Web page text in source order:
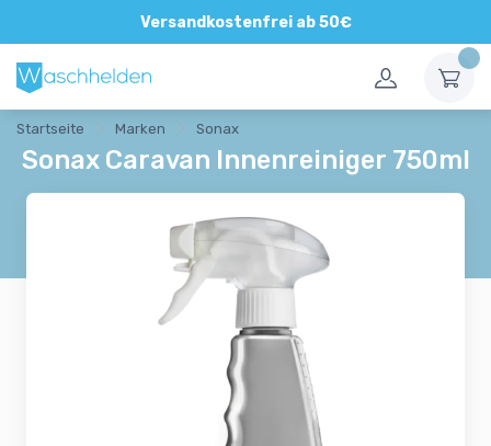
Versandkostenfrei ab 50€
Startseite Marken Sonax
Sonax Caravan Innenreiniger 750ml